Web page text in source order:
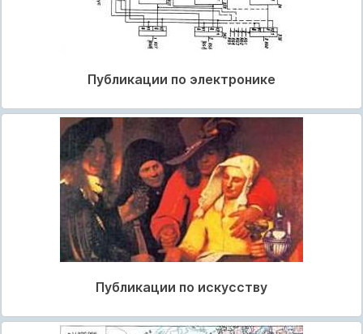
Публикации по электронике
Публикации по искусству